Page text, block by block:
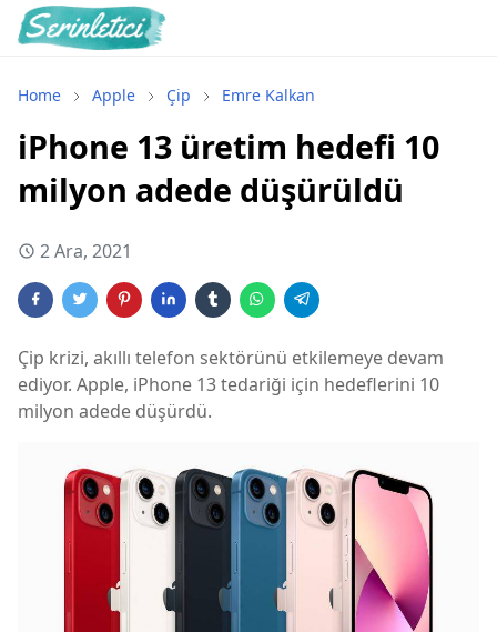
Home Apple Çip Emre Kalkan
iPhone 13 üretim hedefi 10
milyon adede düşürüldü
2 Ara, 2021
Çip krizi, akıllı telefon sektörünü etkilemeye devam
ediyor. Apple, iPhone 13 tedariği için hedeflerini 10
milyon adede düşürdü.